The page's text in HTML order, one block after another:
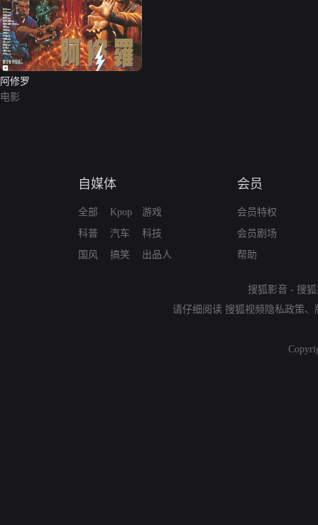
阿修罗
电影
自媒体
全部
科普
国风
Kpop
汽车
搞笑
游戏
科技
出品人
会员
会员特权
会员剧场
帮助
搜狐影音 - 搜
请仔细阅读 搜狐视频隐私政策、